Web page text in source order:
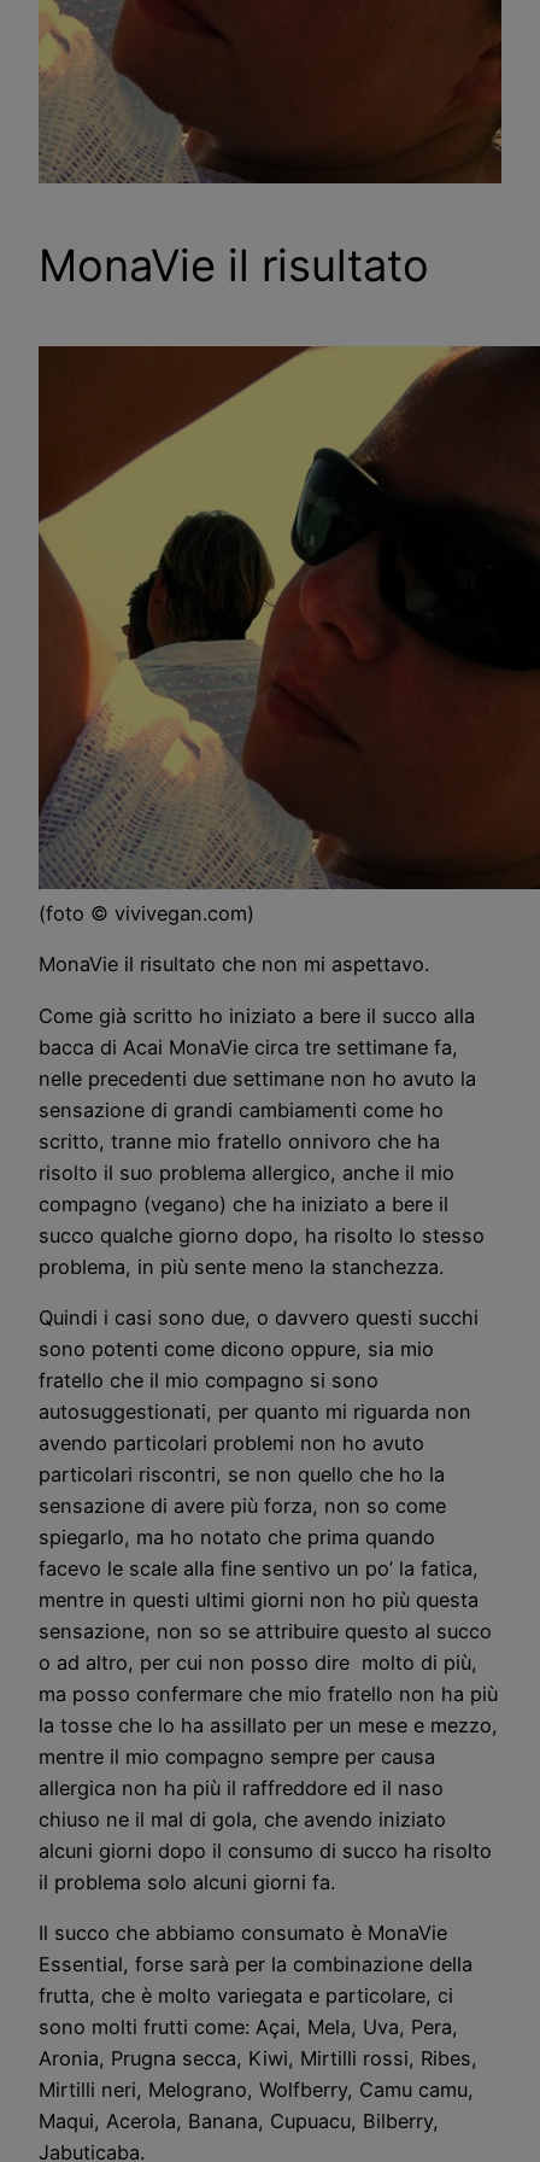
MonaVie il risultato
(foto © vivivegan.com)
MonaVie il risultato che non mi aspettavo.
Come già scritto ho iniziato a bere il succo alla
bacca di Acai MonaVie circa tre settimane fa,
nelle precedenti due settimane non ho avuto la
sensazione di grandi cambiamenti come ho
scritto, tranne mio fratello onnivoro che ha
risolto il suo problema allergico, anche il mio
compagno (vegano) che ha iniziato a bere il
succo qualche giorno dopo, ha risolto lo stesso
problema, in più sente meno la stanchezza.
Quindi i casi sono due, o davvero questi succhi
sono potenti come dicono oppure, sia mio
fratello che il mio compagno si sono
autosuggestionati, per quanto mi riguarda non
avendo particolari problemi non ho avuto
particolari riscontri, se non quello che ho la
sensazione di avere più forza, non so come
spiegarlo, ma ho notato che prima quando
facevo le scale alla fine sentivo un po’ la fatica,
mentre in questi ultimi giorni non ho più questa
sensazione, non so se attribuire questo al succo
o ad altro, per cui non posso dire molto di più,
ma posso confermare che mio fratello non ha più
la tosse che lo ha assillato per un mese e mezzo,
mentre il mio compagno sempre per causa
allergica non ha più il raffreddore ed il naso
chiuso ne il mal di gola, che avendo iniziato
alcuni giorni dopo il consumo di succo ha risolto
il problema solo alcuni giorni fa.
Il succo che abbiamo consumato è MonaVie
Essential, forse sarà per la combinazione della
frutta, che è molto variegata e particolare, ci
sono molti frutti come: Açai, Mela, Uva, Pera,
Aronia, Prugna secca, Kiwi, Mirtilli rossi, Ribes,
Mirtilli neri, Melograno, Wolfberry, Camu camu,
Maqui, Acerola, Banana, Cupuacu, Bilberry,
Jabuticaba.